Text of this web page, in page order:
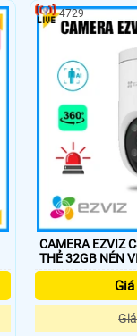
đặt trong nhà
CAMERA EZVIZ
THẺ
4729